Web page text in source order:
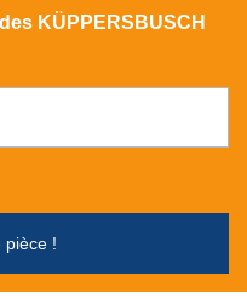
KÜPPERSBUSCH
pièce !